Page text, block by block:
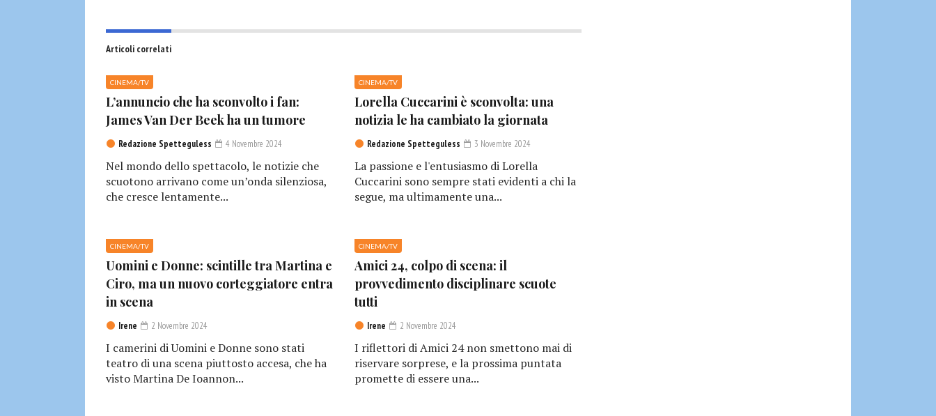
Articoli correlati
CINEMA/TV
L’annuncio che ha sconvolto i fan:
James Van Der Beek ha un tumore
Redazione Spetteguless 4 Novembre 2024
Nel mondo dello spettacolo, le notizie che
scuotono arrivano come un’onda silenziosa,
che cresce lentamente...
CINEMA/TV
Lorella Cuccarini è sconvolta: una
notizia le ha cambiato la giornata
Redazione Spetteguless 3 Novembre 2024
La passione e l'entusiasmo di Lorella
Cuccarini sono sempre stati evidenti a chi la
segue, ma ultimamente una...
CINEMA/TV
Uomini e Donne: scintille tra Martina e
Ciro, ma un nuovo corteggiatore entra
in scena
Irene 2 Novembre 2024
I camerini di Uomini e Donne sono stati
teatro di una scena piuttosto accesa, che ha
visto Martina De Ioannon...
CINEMA/TV
Amici 24, colpo di scena: il
provvedimento disciplinare scuote
tutti
Irene 2 Novembre 2024
I riflettori di Amici 24 non smettono mai di
riservare sorprese, e la prossima puntata
promette di essere una...